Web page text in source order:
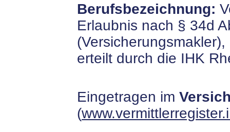
Berufsbezeichnung:
Erlaubnis nach § 34d
erteilt durch die IHK
Eingetragen im
(